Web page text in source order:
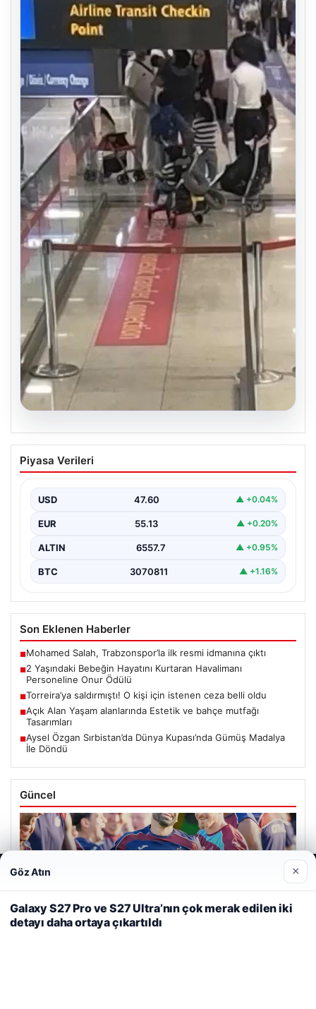
2 Yaşındaki Bebeğin Hayatını Kurtaran
Havalimanı Personeline Onur Ödülü
bir olayda, 2 yaşındaki Liam adlı bebek nefes…
Piyasa Verileri
USD 47.60 ▲ +0.04%
EUR 55.13 ▲ +0.20%
ALTIN 6557.7 ▲ +0.95%
BTC 3070811 ▲ +1.16%
Son Eklenen Haberler
■Mohamed Salah, Trabzonspor’la ilk resmi idmanına çıktı
■2 Yaşındaki Bebeğin Hayatını Kurtaran Havalimanı
Personeline Onur Ödülü
■Torreira’ya saldırmıştı! O kişi için istenen ceza belli oldu
■Açık Alan Yaşam alanlarında Estetik ve bahçe mutfağı
Tasarımları
■Aysel Özgan Sırbistan’da Dünya Kupası’nda Gümüş Madalya
İle Döndü
Güncel
Web sitemizi nasıl kullandığınızı daha iyi anlayabilmek,
deneyiminizi kişiselleştirmek ve geliştirmek amacıyla çerezler
kullanıyoruz.Çerez Politikamız
Reddet Kabul Et
Göz Atın ×
Galaxy S27 Pro ve S27 Ultra’nın çok merak edilen iki
detayı daha ortaya çıkartıldı